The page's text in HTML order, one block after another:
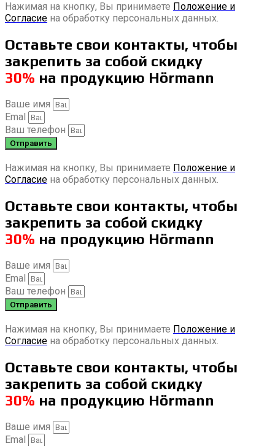
Нажимая на кнопку, Вы принимаете Положение и
Согласие на обработку персональных данных.
Оставьте свои контакты, чтобы
закрепить за собой скидку
30% на продукцию Hörmann
Ваше имя
Emal
Ваш телефон
Отправить
Нажимая на кнопку, Вы принимаете Положение и
Согласие на обработку персональных данных.
Оставьте свои контакты, чтобы
закрепить за собой скидку
30% на продукцию Hörmann
Ваше имя
Emal
Ваш телефон
Отправить
Нажимая на кнопку, Вы принимаете Положение и
Согласие на обработку персональных данных.
Оставьте свои контакты, чтобы
закрепить за собой скидку
30% на продукцию Hörmann
Ваше имя
Emal